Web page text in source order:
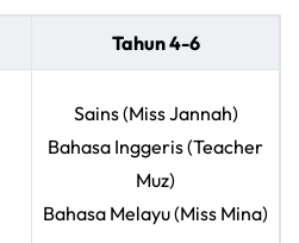
Tahun 4-6
Sains (Miss Jannah)
Bahasa Inggeris (Teacher
Muz)
Bahasa Melayu (Miss Mina)